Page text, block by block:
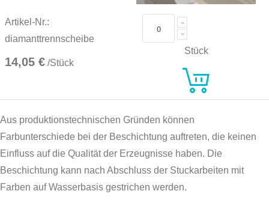
Artikel-Nr.:
diamanttrennscheibe
14,05 € /Stück
Stück
Aus produktionstechnischen Gründen können
Farbunterschiede bei der Beschichtung auftreten, die keinen
Einfluss auf die Qualität der Erzeugnisse haben. Die
Beschichtung kann nach Abschluss der Stuckarbeiten mit
Farben auf Wasserbasis gestrichen werden.